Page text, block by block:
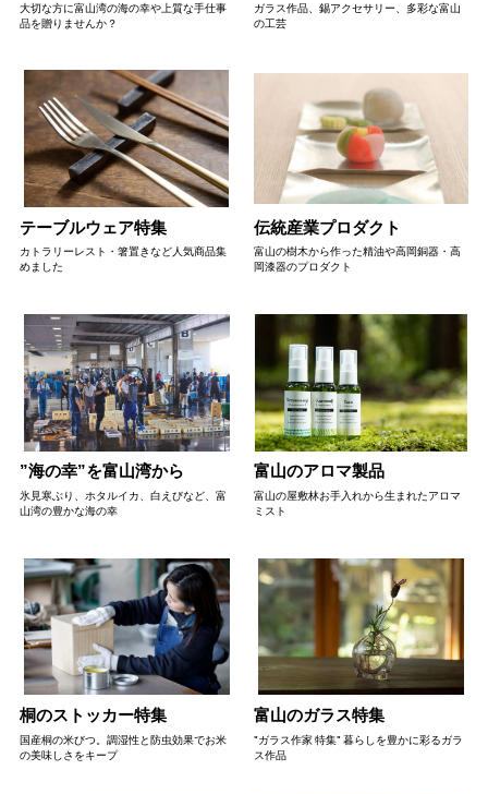
大切な方に富山湾の海の幸や上質な手仕事
品を贈りませんか？
ガラス作品、錫アクセサリー、多彩な富山
の工芸
テーブルウェア特集
カトラリーレスト・箸置きなど人気商品集
めました
伝統産業プロダクト
富山の樹木から作った精油や高岡銅器・高
岡漆器のプロダクト
”海の幸”を富山湾から
氷見寒ぶり、ホタルイカ、白えびなど、富
山湾の豊かな海の幸
富山のアロマ製品
富山の屋敷林お手入れから生まれたアロマ
ミスト
桐のストッカー特集
国産桐の米びつ。調湿性と防虫効果でお米
の美味しさをキープ
富山のガラス特集
"ガラス作家 特集" 暮らしを豊かに彩るガラ
ス作品